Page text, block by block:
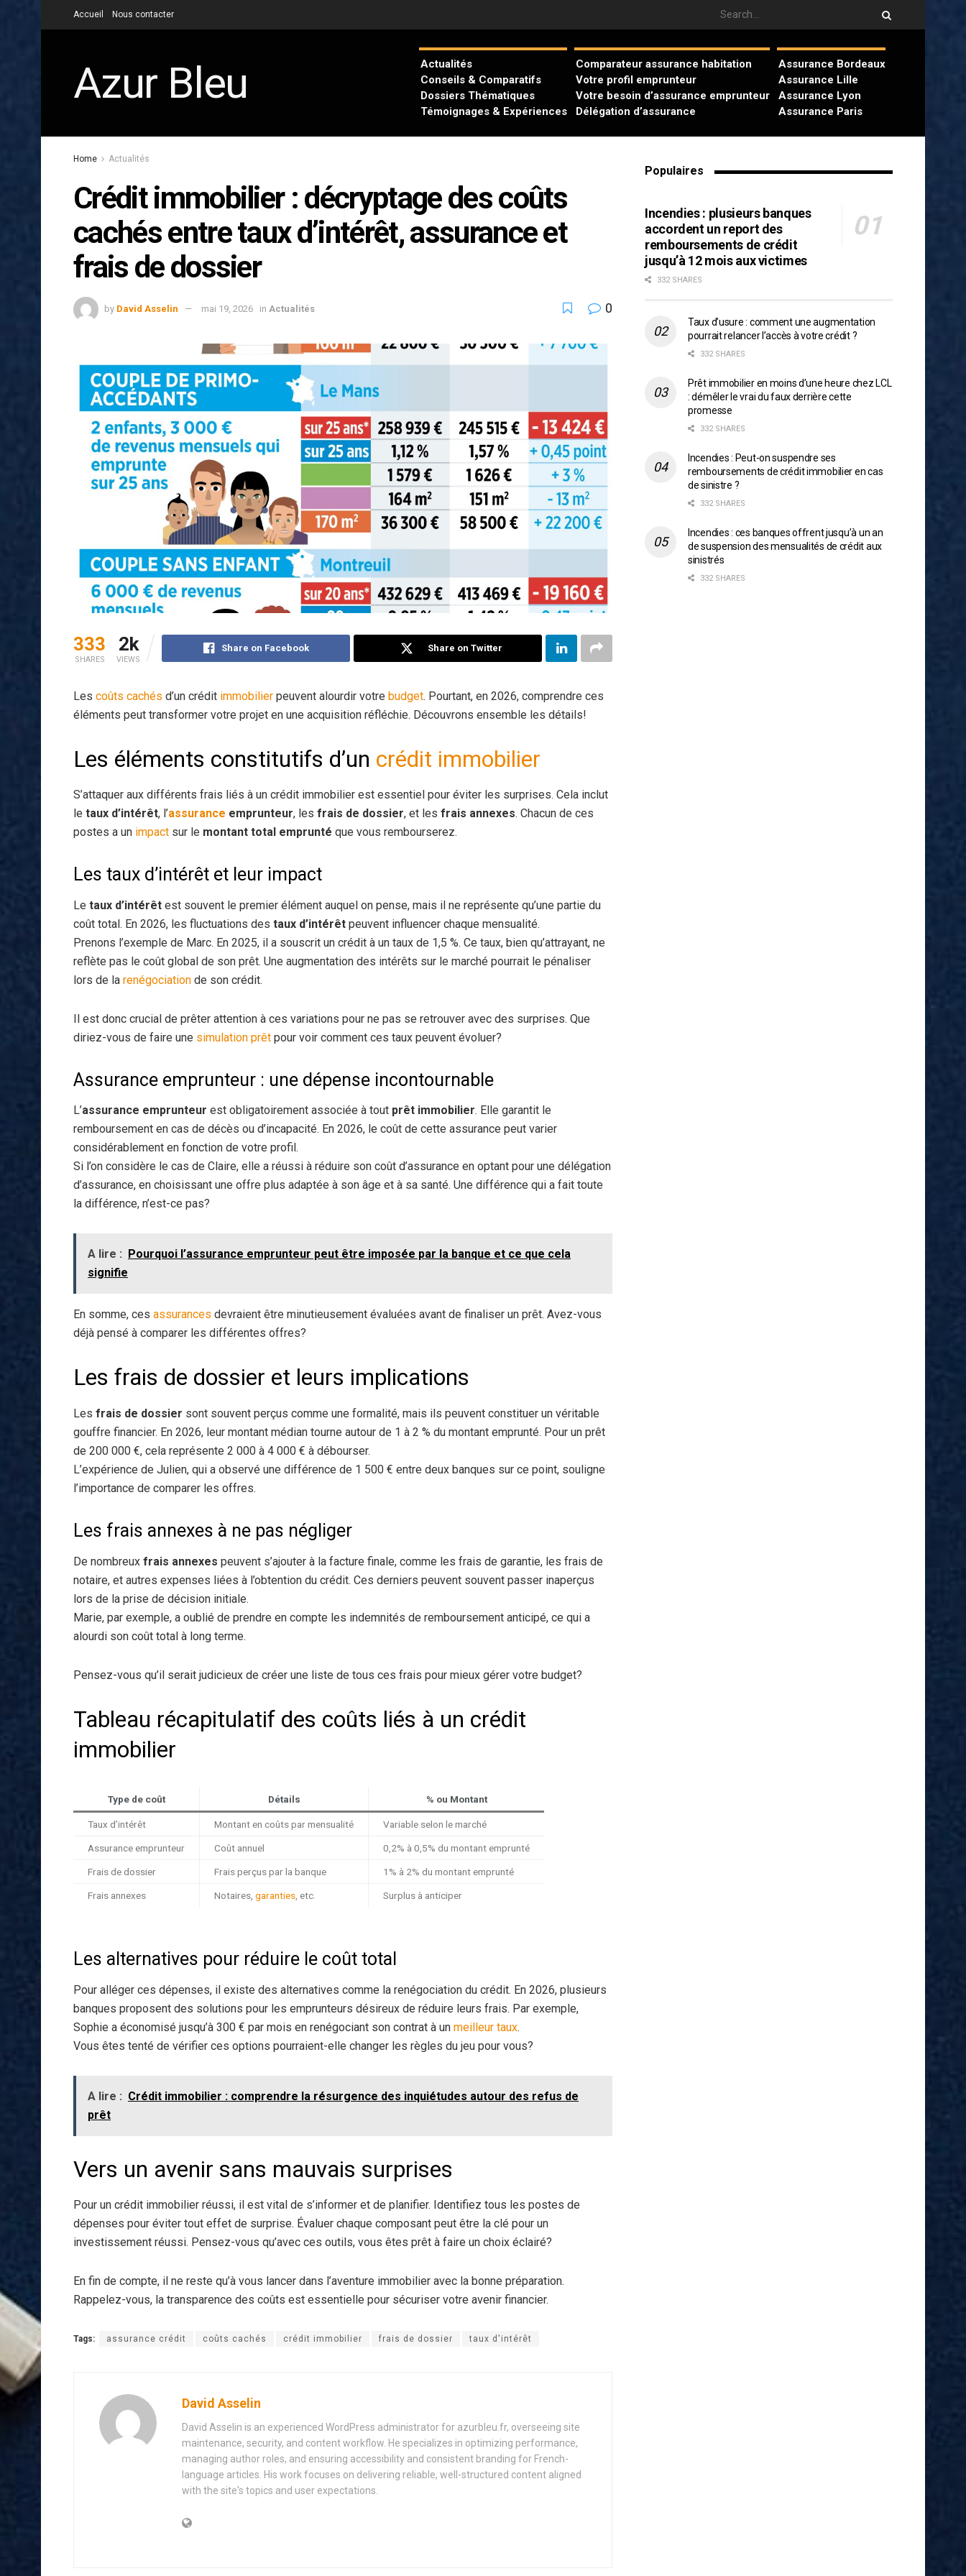
Accueil Nous contacter
Azur Bleu
Actualités
Conseils & Comparatifs
Dossiers Thématiques
Témoignages & Expériences
Comparateur assurance habitation
Votre profil emprunteur
Votre besoin d’assurance emprunteur
Délégation d’assurance
Assurance Bordeaux
Assurance Lille
Assurance Lyon
Assurance Paris
Home Actualités
Crédit immobilier : décryptage des coûts
cachés entre taux d’intérêt, assurance et
frais de dossier
by David Asselin mai 19, 2026 in Actualités 0
333
SHARES
2k
VIEWS
Share on Facebook Share on Twitter
Les coûts cachés d’un crédit immobilier peuvent alourdir votre budget. Pourtant, en 2026, comprendre ces
éléments peut transformer votre projet en une acquisition réfléchie. Découvrons ensemble les détails!
Les éléments constitutifs d’un crédit immobilier
S’attaquer aux différents frais liés à un crédit immobilier est essentiel pour éviter les surprises. Cela inclut
le taux d’intérêt, l’assurance emprunteur, les frais de dossier, et les frais annexes. Chacun de ces
postes a un impact sur le montant total emprunté que vous rembourserez.
Les taux d’intérêt et leur impact
Le taux d’intérêt est souvent le premier élément auquel on pense, mais il ne représente qu’une partie du
coût total. En 2026, les fluctuations des taux d’intérêt peuvent influencer chaque mensualité.
Prenons l’exemple de Marc. En 2025, il a souscrit un crédit à un taux de 1,5 %. Ce taux, bien qu’attrayant, ne
reflète pas le coût global de son prêt. Une augmentation des intérêts sur le marché pourrait le pénaliser
lors de la renégociation de son crédit.
Il est donc crucial de prêter attention à ces variations pour ne pas se retrouver avec des surprises. Que
diriez-vous de faire une simulation prêt pour voir comment ces taux peuvent évoluer?
Assurance emprunteur : une dépense incontournable
L’assurance emprunteur est obligatoirement associée à tout prêt immobilier. Elle garantit le
remboursement en cas de décès ou d’incapacité. En 2026, le coût de cette assurance peut varier
considérablement en fonction de votre profil.
Si l’on considère le cas de Claire, elle a réussi à réduire son coût d’assurance en optant pour une délégation
d’assurance, en choisissant une offre plus adaptée à son âge et à sa santé. Une différence qui a fait toute
la différence, n’est-ce pas?
A lire :
Pourquoi l’assurance emprunteur peut être imposée par la banque et ce que cela
signifie
En somme, ces assurances devraient être minutieusement évaluées avant de finaliser un prêt. Avez-vous
déjà pensé à comparer les différentes offres?
Les frais de dossier et leurs implications
Les frais de dossier sont souvent perçus comme une formalité, mais ils peuvent constituer un véritable
gouffre financier. En 2026, leur montant médian tourne autour de 1 à 2 % du montant emprunté. Pour un prêt
de 200 000 €, cela représente 2 000 à 4 000 € à débourser.
L’expérience de Julien, qui a observé une différence de 1 500 € entre deux banques sur ce point, souligne
l’importance de comparer les offres.
Les frais annexes à ne pas négliger
De nombreux frais annexes peuvent s’ajouter à la facture finale, comme les frais de garantie, les frais de
notaire, et autres expenses liées à l’obtention du crédit. Ces derniers peuvent souvent passer inaperçus
lors de la prise de décision initiale.
Marie, par exemple, a oublié de prendre en compte les indemnités de remboursement anticipé, ce qui a
alourdi son coût total à long terme.
Pensez-vous qu’il serait judicieux de créer une liste de tous ces frais pour mieux gérer votre budget?
Tableau récapitulatif des coûts liés à un crédit
immobilier
Type de coût Détails % ou Montant
Taux d’intérêt Montant en coûts par mensualité Variable selon le marché
Assurance emprunteur Coût annuel 0,2% à 0,5% du montant emprunté
Frais de dossier Frais perçus par la banque 1% à 2% du montant emprunté
Frais annexes Notaires, garanties , etc. Surplus à anticiper
Les alternatives pour réduire le coût total
Pour alléger ces dépenses, il existe des alternatives comme la renégociation du crédit. En 2026, plusieurs
banques proposent des solutions pour les emprunteurs désireux de réduire leurs frais. Par exemple,
Sophie a économisé jusqu’à 300 € par mois en renégociant son contrat à un meilleur taux.
Vous êtes tenté de vérifier ces options pourraient-elle changer les règles du jeu pour vous?
A lire : Crédit immobilier : comprendre la résurgence des inquiétudes autour des refus de
prêt
Vers un avenir sans mauvais surprises
Pour un crédit immobilier réussi, il est vital de s’informer et de planifier. Identifiez tous les postes de
dépenses pour éviter tout effet de surprise. Évaluer chaque composant peut être la clé pour un
investissement réussi. Pensez-vous qu’avec ces outils, vous êtes prêt à faire un choix éclairé?
En fin de compte, il ne reste qu’à vous lancer dans l’aventure immobilier avec la bonne préparation.
Rappelez-vous, la transparence des coûts est essentielle pour sécuriser votre avenir financier.
Tags: assurance crédit coûts cachés crédit immobilier frais de dossier taux d'intérêt
David Asselin
David Asselin is an experienced WordPress administrator for azurbleu.fr, overseeing site
maintenance, security, and content workflow. He specializes in optimizing performance,
managing author roles, and ensuring accessibility and consistent branding for French-
language articles. His work focuses on delivering reliable, well-structured content aligned
with the site's topics and user expectations.
Populaires
Incendies : plusieurs banques
accordent un report des
remboursements de crédit
jusqu’à 12 mois aux victimes
332 SHARES
Taux d’usure : comment une augmentation
pourrait relancer l’accès à votre crédit ?
332 SHARES
Prêt immobilier en moins d’une heure chez LCL
: démêler le vrai du faux derrière cette
promesse
332 SHARES
Incendies : Peut-on suspendre ses
remboursements de crédit immobilier en cas
de sinistre ?
332 SHARES
Incendies : ces banques offrent jusqu’à un an
de suspension des mensualités de crédit aux
sinistrés
332 SHARES